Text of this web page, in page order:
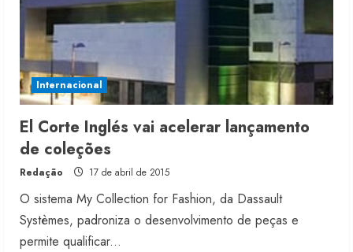
Internacional
El Corte Inglés vai acelerar lançamento
de coleções
Redação 17 de abril de 2015
O sistema My Collection for Fashion, da Dassault
Systèmes, padroniza o desenvolvimento de peças e
permite qualificar...
2
receita em 2026
4 de agosto de 2026